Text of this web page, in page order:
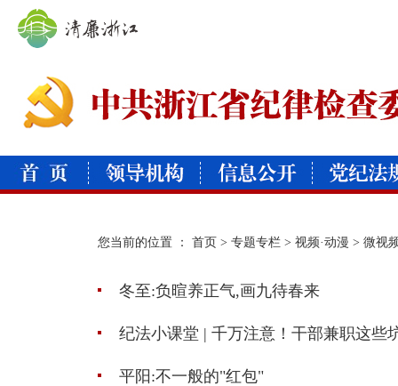
您当前的位置 ： 首页 > 专题专栏 > 视频·动漫 > 微视
冬至:负暄养正气,画九待春来
纪法小课堂 | 千万注意！干部兼职这些
平阳:不一般的"红包"